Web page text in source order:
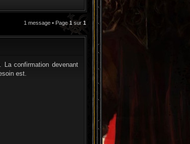
1 message • Page1sur 1
CITATION
La confirmation devenant
est.